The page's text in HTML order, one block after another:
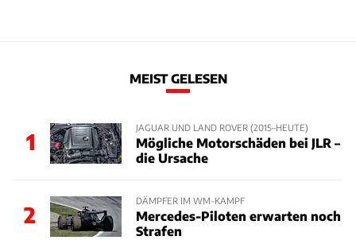
MEIST GELESEN
1
JAGUAR UND LAND ROVER (2015–HEUTE)
Mögliche Motorschäden bei JLR –
die Ursache
2
DÄMPFER IM WM-KAMPF
Mercedes-Piloten erwarten noch
Strafen